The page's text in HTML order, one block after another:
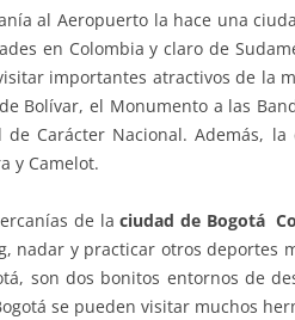
al Aeropuerto la hace una
en Colombia y claro de
importantes atractivos de la
Bolívar, el Monumento a las
de Carácter Nacional. Además,
y Camelot.
de laciudad de Bogotá
nadar y practicar otros deportes
son dos bonitos entornos de
se pueden visitar muchos